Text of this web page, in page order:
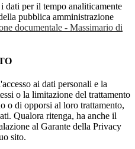
dati per il tempo analiticamente
pubblica amministrazione
documentale - Massimario di
ai dati personali e la
o la limitazione del trattamento
o di opporsi al loro trattamento,
Qualora ritenga, ha anche il
al Garante della Privacy
sito.